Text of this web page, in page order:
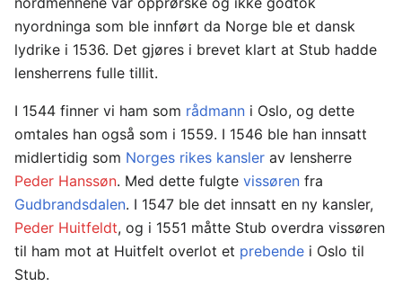
nyordninga som ble innført da Norge ble et dansk
lydrike i 1536. Det gjøres i brevet klart at Stub hadde
lensherrens fulle tillit.
I 1544 finner vi ham som rådmann i Oslo, og dette
omtales han også som i 1559. I 1546 ble han innsatt
midlertidig som Norges rikes kansler av lensherre
Peder Hanssøn. Med dette fulgte vissøren fra
Gudbrandsdalen. I 1547 ble det innsatt en ny kansler,
Peder Huitfeldt, og i 1551 måtte Stub overdra vissøren
til ham mot at Huitfelt overlot et prebende i Oslo til
Stub.